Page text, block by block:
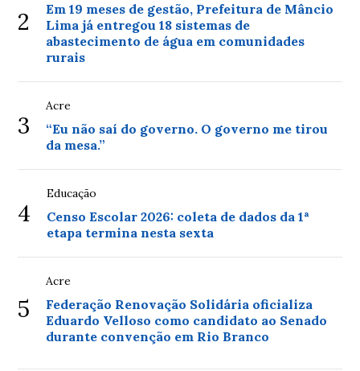
2
Em 19 meses de gestão, Prefeitura de Mâncio
Lima já entregou 18 sistemas de
abastecimento de água em comunidades
rurais
3
Acre
“Eu não saí do governo. O governo me tirou
da mesa.”
4
Educação
Censo Escolar 2026: coleta de dados da 1ª
etapa termina nesta sexta
5
Acre
Federação Renovação Solidária oficializa
Eduardo Velloso como candidato ao Senado
durante convenção em Rio Branco